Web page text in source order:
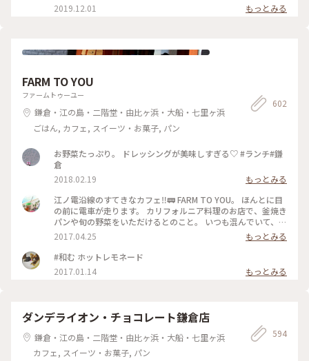
2019.12.01
もっとみる
FARM TO YOU
ファームトゥーユー
鎌倉・江の島・二階堂・由比ヶ浜・大船・七里ヶ浜
ごはん, カフェ, スイーツ・お菓子, パン
602
お野菜たっぷり。 ドレッシングが美味しすぎる♡ #ランチ#鎌
倉
2018.02.19
もっとみる
江ノ電沿線のすてきなカフェ‼︎🚃 FARM TO YOU。 ほんとに目
の前に電車が走ります。 カリフォルニア料理のお店で、釜焼き
パンや旬の野菜をいただけるとのこと。 いつも混んでいて、テ
イクアウトカフェのみなのですが、アルコールもあるので、ゆ
っくりしたいですﾟ･*:.｡. .｡.:*･゜ #farmtoyou #カリフォルニア
料理 #ランチ #カフェ #テイクアウト #由比ヶ浜 #鎌倉 #江ノ電
2017.04.25
もっとみる
#和む ホットレモネード
2017.01.14
もっとみる
ダンデライオン・チョコレート鎌倉店
鎌倉・江の島・二階堂・由比ヶ浜・大船・七里ヶ浜
カフェ, スイーツ・お菓子, パン
594